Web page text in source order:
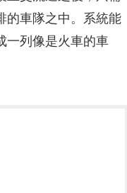
的車隊之中。系統能
一列像是火車的車